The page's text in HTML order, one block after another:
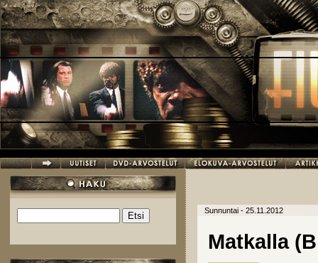
Hyppää pääsisältöön
Hakulomake
Sunnuntai - 25.11.2012
Matkalla